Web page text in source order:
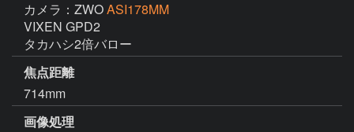
カメラ：ZWOASI178MM
VIXEN GPD2
タカハシ2倍バロー
焦点距離
714mm
画像処理